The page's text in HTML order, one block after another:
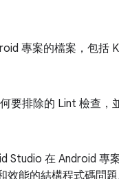
專案的檔案，包括
要排除的 Lint 檢查，
Studio 在 Android 專
能的結構程式碼問題